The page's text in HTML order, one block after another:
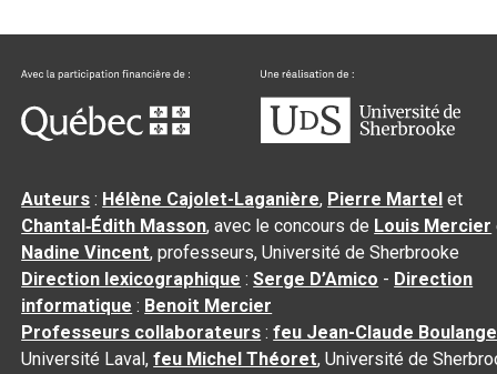
Auteurs : Hélène Cajolet-Laganière, Pierre Martel et
Chantal‑Édith Masson, avec le concours de Louis Mercier
Nadine Vincent, professeurs, Université de Sherbrooke
Direction lexicographique :Serge D’Amico - Direction
informatique : Benoit Mercier
Professeurs collaborateurs :feu Jean-Claude
Université Laval,feu Michel Théoret, Université de